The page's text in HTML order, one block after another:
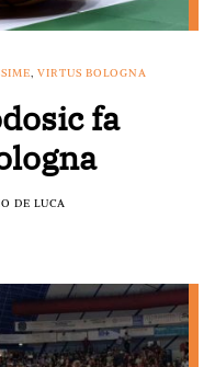
VIRTUS BOLOGNA
fa
DE LUCA